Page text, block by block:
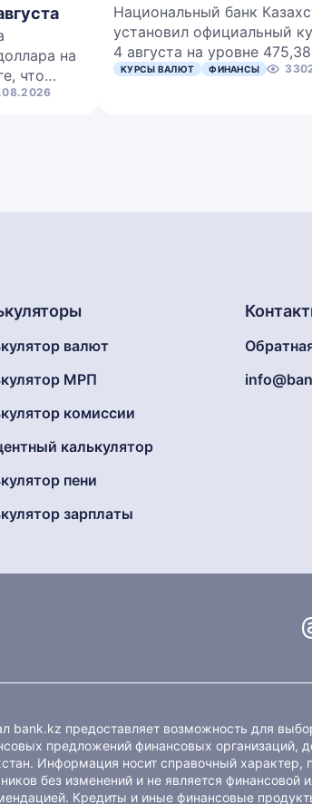
на
что…
Национальный банк
установил официальный
4 августа на уровне
КУРСЫ ВАЛЮТ ФИНАНСЫ
валют
МРП
комиссии
калькулятор
пени
зарплаты
bank.kz предоставляет возможность для
предложений финансовых организаций,
Информация носит справочный характер,
без изменений и не является финансовой
Кредиты и иные финансовые